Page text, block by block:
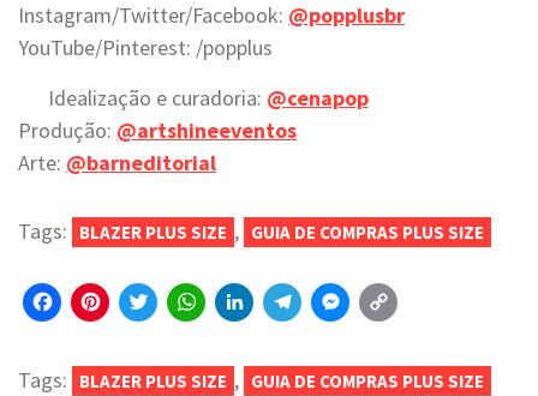
Instagram/Twitter/Facebook: @popplusbr
YouTube/Pinterest: /popplus
Idealização e curadoria: @cenapop
Produção: @artshineeventos
Arte: @barneditorial
Tags: BLAZER PLUS SIZE , GUIA DE COMPRAS PLUS SIZE
Facebook
Pinterest
Twitter
WhatsApp
LinkedIn
Telegram
Messenger
Tags: BLAZER PLUS SIZE , GUIA DE COMPRAS PLUS SIZE